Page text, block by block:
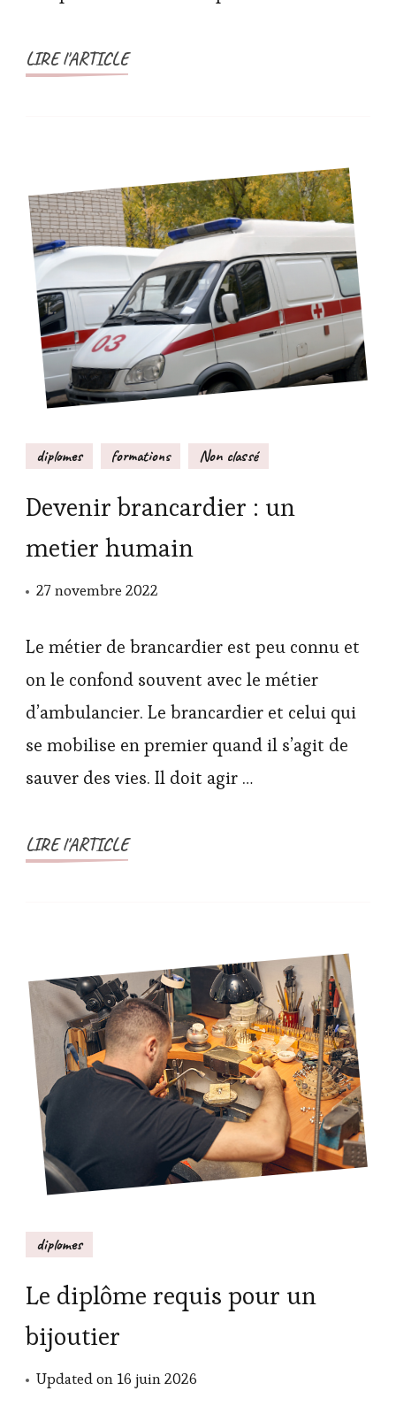
LIRE l'ARTICLE
diplomes formations Non classé
Devenir brancardier : un
metier humain
27 novembre 2022
Le métier de brancardier est peu connu et
on le confond souvent avec le métier
d’ambulancier. Le brancardier et celui qui
se mobilise en premier quand il s’agit de
sauver des vies. Il doit agir …
LIRE l'ARTICLE
diplomes
Le diplôme requis pour un
bijoutier
Updated on 16 juin 2026